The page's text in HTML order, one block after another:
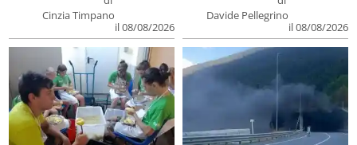
Cinzia Timpano
il 08/08/2026
Davide Pellegrino
il 08/08/2026